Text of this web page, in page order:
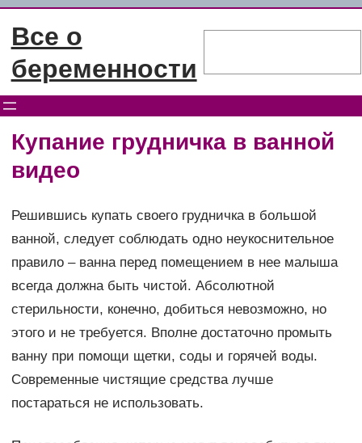
Перейти
содержимому
Все о
беременности
Купание грудничка в ванной
видео
Решившись купать своего грудничка в большой
ванной, следует соблюдать одно неукоснительное
правило – ванна перед помещением в нее малыша
всегда должна быть чистой. Абсолютной
стерильности, конечно, добиться невозможно, но
этого и не требуется. Вполне достаточно промыть
ванну при помощи щетки, соды и горячей воды.
Современные чистящие средства лучше
постараться не использовать.